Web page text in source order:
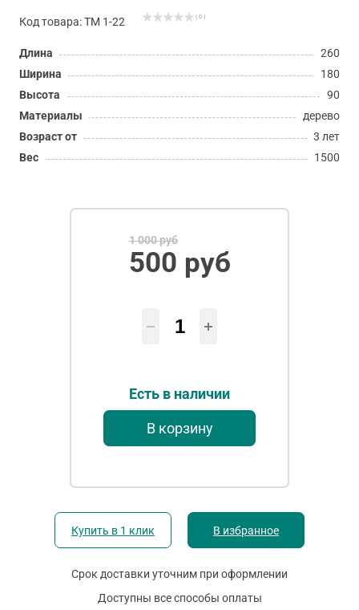
Код товара: ТМ 1-22 ( 0 )
Длина
260
Ширина
180
Высота
90
Материалы
дерево
Возраст от
3 лет
Вес
1500
1 000 руб
500 руб
Есть в наличии
В корзину
Купить в 1 клик В избранное
Срок доставки уточним при оформлении
Доступны все способы оплаты